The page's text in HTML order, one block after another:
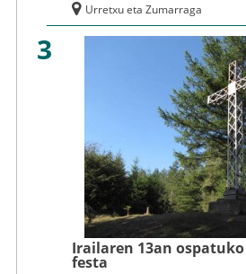
Urretxu eta Zumarraga
3
Irailaren 13an
festa